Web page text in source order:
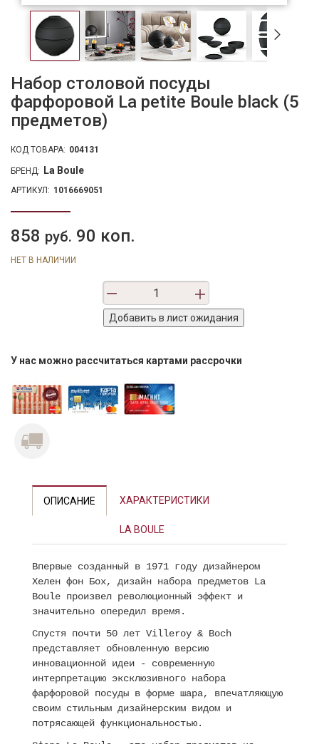
Набор столовой посуды
фарфоровой La petite Boule black (5
предметов)
КОД ТОВАРА: 004131
БРЕНД: La Boule
АРТИКУЛ: 1016669051
858 руб. 90 коп.
НЕТ В НАЛИЧИИ
У нас можно рассчитаться картами рассрочки
ОПИСАНИЕ ХАРАКТЕРИСТИКИ
LA BOULE
Впервые созданный в 1971 году дизайнером
Хелен фон Бох, дизайн набора предметов La
Boule произвел революционный эффект и
значительно опередил время.
Спустя почти 50 лет Villeroy & Boch
представляет обновленную версию
инновационной идеи - современную
интерпретацию эксклюзивного набора
фарфоровой посуды в форме шара, впечатляющую
своим стильным дизайнерским видом и
потрясающей функциональностью.